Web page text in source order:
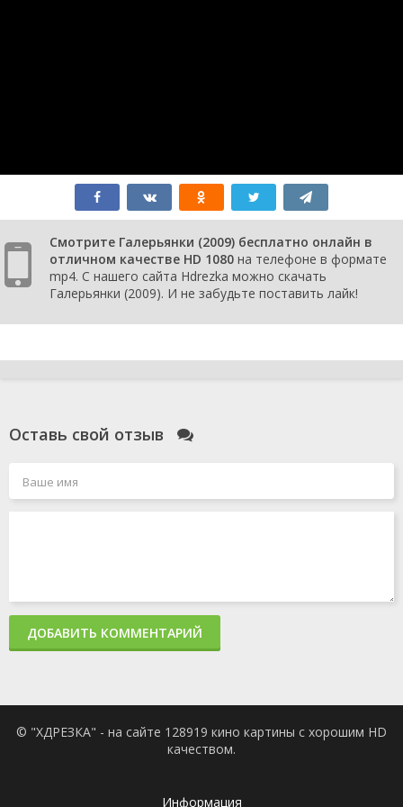
Смотрите Галерьянки (2009) бесплатно онлайн в
отличном качестве HD 1080 на телефоне в формате
mp4. С нашего сайта Hdrezka можно скачать
Галерьянки (2009). И не забудьте поставить лайк!
Оставь свой отзыв
ДОБАВИТЬ КОММЕНТАРИЙ
© "ХДРЕЗКА" - на сайте 128919 кино картины с хорошим HD
качеством.
Информация